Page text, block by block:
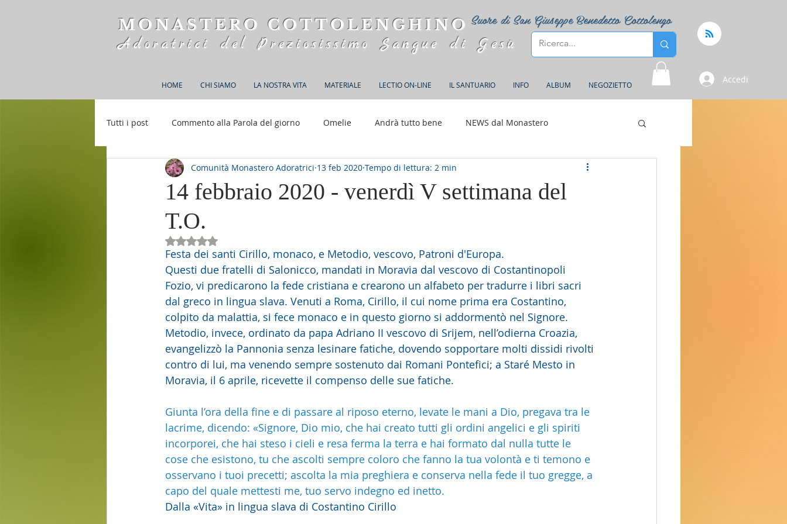
Suore di San Giuseppe Benedetto Cottolengo
MONASTERO COTTOLENGHINO
Adoratrici del Preziosissimo Sangue di Gesù
HOME CHI SIAMO LA NOSTRA VITA MATERIALE LECTIO ON-LINE IL SANTUARIO INFO ALBUM NEGOZIETTO
Accedi
Tutti i post Commento alla Parola del giorno Omelie Andrà tutto bene NEWS dal Monastero
Rifugio S. M. della Bellezza 150 anni di Adorazione
14 febbraio 2020 - venerdì V settimana del
T.O.
Comunità Monastero Adoratrici 13 feb 2020 Tempo di lettura: 2 min
Valutazione NaN stelle su 5.
Festa dei santi Cirillo, monaco, e Metodio, vescovo, Patroni d'Europa.
Questi due fratelli di Salonicco, mandati in Moravia dal vescovo di Costantinopoli
Fozio, vi predicarono la fede cristiana e crearono un alfabeto per tradurre i libri sacri
dal greco in lingua slava. Venuti a Roma, Cirillo, il cui nome prima era Costantino,
colpito da malattia, si fece monaco e in questo giorno si addormentò nel Signore.
Metodio, invece, ordinato da papa Adriano II vescovo di Srijem, nell’odierna Croazia,
evangelizzò la Pannonia senza lesinare fatiche, dovendo sopportare molti dissidi rivolti
contro di lui, ma venendo sempre sostenuto dai Romani Pontefici; a Staré Mesto in
Moravia, il 6 aprile, ricevette il compenso delle sue fatiche.
Giunta l’ora della fine e di passare al riposo eterno, levate le mani a Dio, pregava tra le
lacrime, dicendo: «Signore, Dio mio, che hai creato tutti gli ordini angelici e gli spiriti
incorporei, che hai steso i cieli e resa ferma la terra e hai formato dal nulla tutte le
cose che esistono, tu che ascolti sempre coloro che fanno la tua volontà e ti temono e
osservano i tuoi precetti; ascolta la mia preghiera e conserva nella fede il tuo gregge, a
capo del quale mettesti me, tuo servo indegno ed inetto.
Dalla «Vita» in lingua slava di Costantino Cirillo